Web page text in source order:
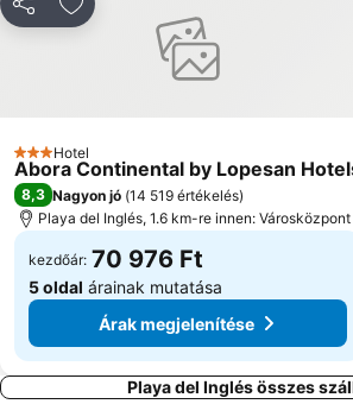
MegosztásHozzáadás a kedvencekhez
3 Kategória
Hotel
Abora Continental by Lopesan
8,3 Nagyon jó (14 519 értékelés)
Playa del Inglés, 1.6 km-re innen: Városközpont
kezdőár: 70 976 Ft
5 oldal árainak mutatása
Árak megjelenítése
Playa del Inglés összes